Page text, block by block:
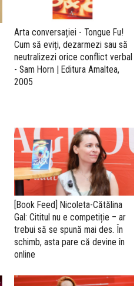
Arta conversației - Tongue Fu!
Cum să eviți, dezarmezi sau să
neutralizezi orice conflict verbal
- Sam Horn | Editura Amaltea,
2005
[Book Feed] Nicoleta-Cătălina
Gal: Cititul nu e competiție – ar
trebui să se spună mai des. În
schimb, asta pare că devine în
online